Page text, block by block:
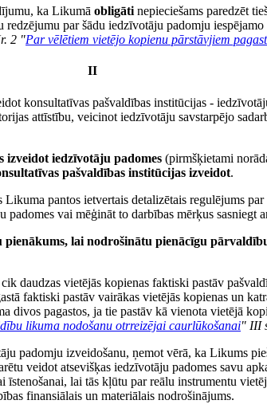
ka Likumā obligāti nepieciešams paredzēt
par šādu iedzīvotāju padomju
2 "Par vēlētiem vietējo kopienu pārstāvjiem
II
konsultatīvas pašvaldības institūcijas -
attīstību, veicinot iedzīvotāju savstarpējo
izveidot iedzīvotāju padomes (pirmšķietami
pašvaldības institūcijas izveidot.
pantos ietvertais detalizētais regulējums
padomes vai mēģināt to darbības mērķus sasniegt
lai nodrošinātu pienācīgu
daudzas vietējās kopienas faktiski pastāv
faktiski pastāv vairākas vietējās kopienas un
divos pagastos, ja tie pastāv kā vienota vietējā
likuma nodošanu otrreizējai caurlūkošanai" III
padomju izveidošanu, ņemot vērā, ka Likums
veidot atsevišķas iedzīvotāju padomes savu
lai tās kļūtu par reālu instrumentu
finansiālais un materiālais nodrošinājums.